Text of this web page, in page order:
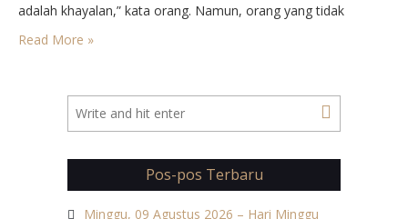
adalah khayalan,” kata orang. Namun, orang yang tidak
depan dan akan cepat menua. Orang beriman mendambakan
Read More »
Pos-pos Terbaru
Minggu, 09 Agustus 2026 – Hari Minggu